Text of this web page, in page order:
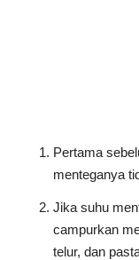
Pertama
menteganya
Jika suhu
campurkan
telur, dan